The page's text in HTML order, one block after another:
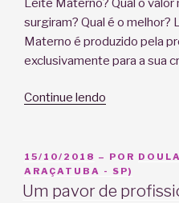
Leite Materno? Qual o
surgiram? Qual é o
Materno é produzido pela
exclusivamente para a sua
Continue lendo
Materno
x
Fórmula:
PUBLICADO
EM
15/10/2018 – POR
ARAÇATUBA - SP)
Um pavor de